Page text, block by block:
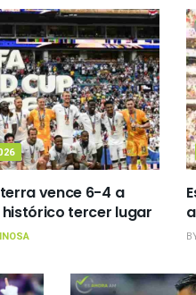
vence 6-4 a
tercer lugar